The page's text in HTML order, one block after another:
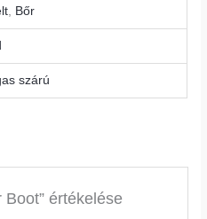
, Bőr
szárú
Boot” értékelése